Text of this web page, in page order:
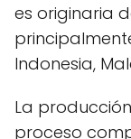
es originaria
Indonesia,
La
proceso